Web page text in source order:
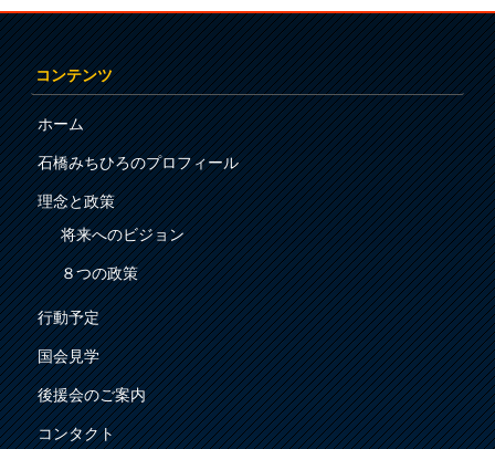
コンテンツ
ホーム
石橋みちひろのプロフィール
理念と政策
将来へのビジョン
８つの政策
行動予定
国会見学
後援会のご案内
コンタクト